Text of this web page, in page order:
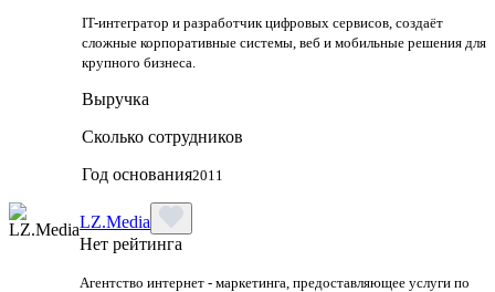
IT-интегратор и разработчик цифровых сервисов, создаёт
сложные корпоративные системы, веб и мобильные решения для
крупного бизнеса.
Выручка
Сколько сотрудников
Год основания2011
LZ.Media
Нет рейтинга
Агентство интернет - маркетинга, предоставляющее услуги по